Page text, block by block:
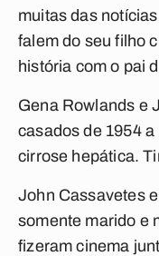
muitas das
falem do seu filho
história com o pai
Gena Rowlands e
casados de 1954
cirrose hepática.
John Cassavetes
somente marido e
fizeram cinema